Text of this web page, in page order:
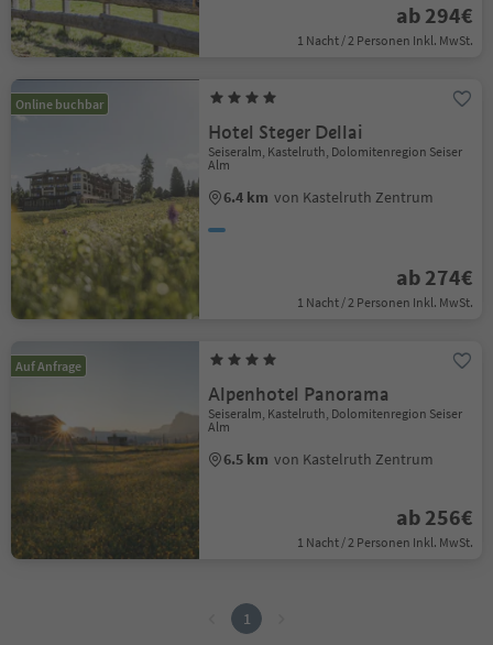
ab 294€
1 Nacht / 2 Personen Inkl. MwSt.
Online buchbar
Hotel Steger Dellai
Seiseralm, Kastelruth, Dolomitenregion Seiser
Alm
6.4 km von Kastelruth Zentrum
ab 274€
1 Nacht / 2 Personen Inkl. MwSt.
Auf Anfrage
Alpenhotel Panorama
Seiseralm, Kastelruth, Dolomitenregion Seiser
Alm
6.5 km von Kastelruth Zentrum
ab 256€
1 Nacht / 2 Personen Inkl. MwSt.
1